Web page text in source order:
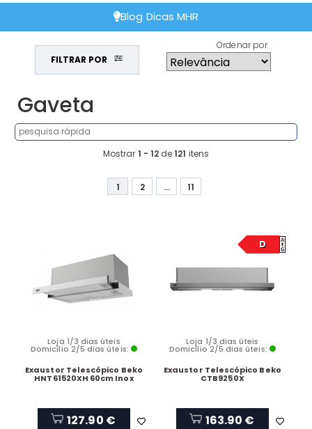
Blog Dicas MHR
FILTRAR POR
Ordenar por
Gaveta
Mostrar 1 - 12 de121 itens
1 2 ... 11
Loja 1/3 dias úteis
Domicílio 2/5 dias úteis:
Exaustor Telescópico Beko
HNT61520XH 60cm Inox
127.90 €
D
Loja 1/3 dias úteis
Domicílio 2/5 dias úteis:
Exaustor Telescópico Beko
CTB9250X
163.90 €